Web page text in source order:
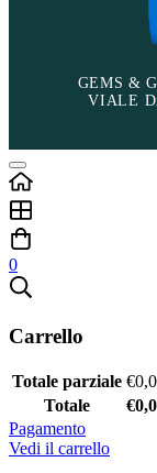
GEMS &
VIALE
0
Carrello
Totale parziale €
Totale
€
Pagamento
Vedi il carrello